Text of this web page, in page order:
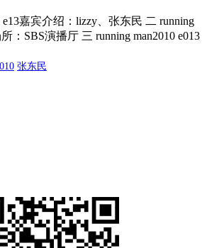
e13嘉宾介绍：lizzy、张东民 二 running
：SBS演播厅 三 running man2010 e013
张东民